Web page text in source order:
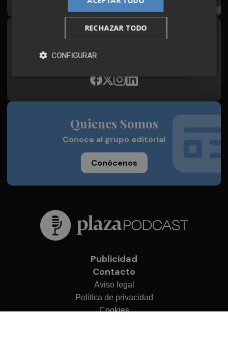
Síguenos en redes
Plaza Podcast, desde cualquier medio
Quienes Somos
Conoce al grupo editorial
Conócenos
Publicidad
Contacto
Aviso legal
Política de privacidad
Cookies
RECHAZAR TODO
CONFIGURAR